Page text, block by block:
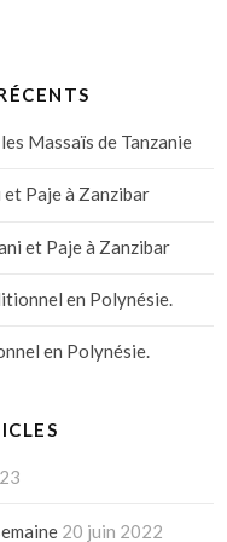
Massaïs de Tanzanie
Paje à Zanzibar
et Paje à Zanzibar
en Polynésie.
en Polynésie.
20 juin 2022